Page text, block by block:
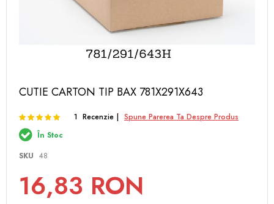
Skip
to
beginning
of
the
images
gallery
CUTIE CARTON TIP BAX 781X291X643
Rating: % of100
1 Recenzie
Spune Parerea Ta Despre Produs
În Stoc
SKU 48
16,83 RON